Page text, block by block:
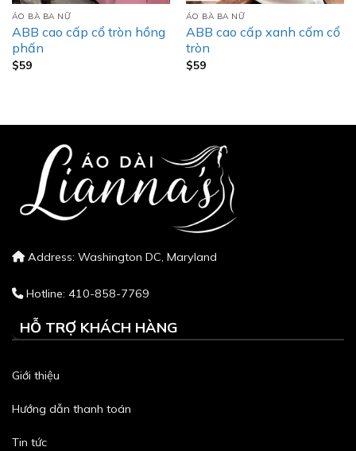
ÁO BÀ BA NỮ
ABB cao cấp cổ tròn hồng
phấn
$59
ÁO BÀ BA NỮ
ABB cao cấp xanh cốm cổ
tròn
$59
Address: Washington DC, Maryland
Hotline: 410-858-7769
HỖ TRỢ KHÁCH HÀNG
Giới thiệu
Hướng dẫn thanh toán
Tin tức